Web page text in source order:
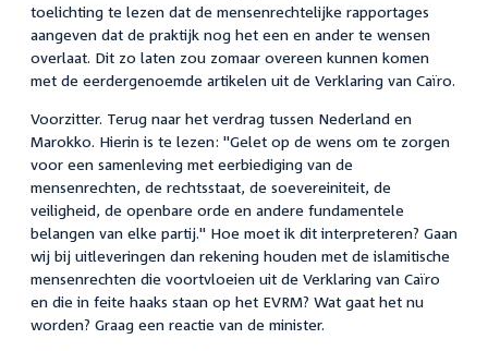
toelichting te lezen dat de mensenrechtelijke rapportages
aangeven dat de praktijk nog het een en ander te wensen
overlaat. Dit zo laten zou zomaar overeen kunnen komen
met de eerdergenoemde artikelen uit de Verklaring van Caïro.
Voorzitter. Terug naar het verdrag tussen Nederland en
Marokko. Hierin is te lezen: "Gelet op de wens om te zorgen
voor een samenleving met eerbiediging van de
mensenrechten, de rechtsstaat, de soevereiniteit, de
veiligheid, de openbare orde en andere fundamentele
belangen van elke partij." Hoe moet ik dit interpreteren? Gaan
wij bij uitleveringen dan rekening houden met de islamitische
mensenrechten die voortvloeien uit de Verklaring van Caïro
en die in feite haaks staan op het EVRM? Wat gaat het nu
worden? Graag een reactie van de minister.